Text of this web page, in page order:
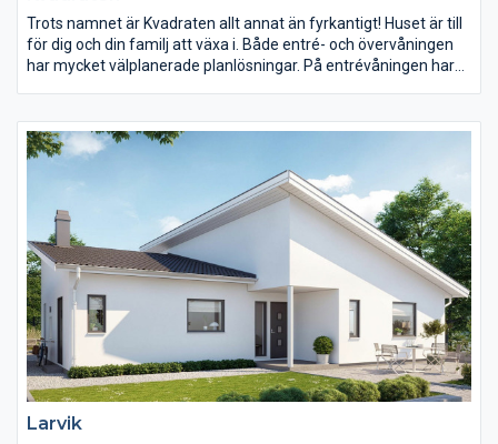
Trots namnet är Kvadraten allt annat än fyrkantigt! Huset är till
för dig och din familj att växa i. Både entré- och övervåningen
har mycket välplanerade planlösningar. På entrévåningen har
Larvik